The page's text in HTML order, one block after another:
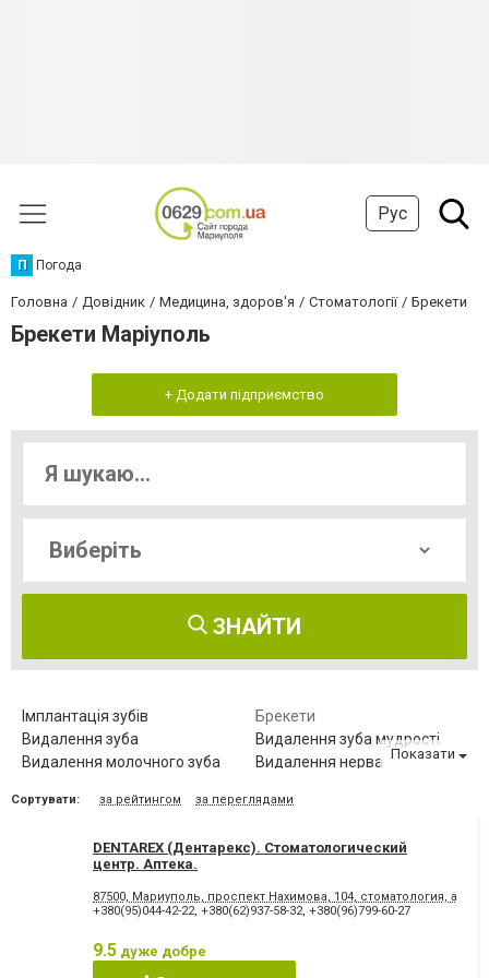
Рус
П Погода
Головна Довідник Медицина, здоров'я Стоматології Брекети
Брекети Маріуполь
+ Додати підприємство
ЗНАЙТИ
Імплантація зубів
Брекети
Видалення зуба
Видалення зуба мудрості
Видалення молочного зуба
Видалення нерва
Відбілювання зубів
Вініри
Діагностика зубів
Елайнери
Естетична реставрація
Зубні протези
Клиновидний дефект зубів
Комп'ютерна томографія
Коронка безметалова
Коронка металокерамічна
Коронка цільнокерамічна
Показати
Сортувати: за рейтингом за переглядами
DENTAREX (Дентарекс). Cтоматологический
центр. Аптeкa.
87500, Мариуполь, проспект Нахимова, 104, стоматология,
+380(95)044-42-22, +380(62)937-58-32, +380(96)799-60-27
9.5 дуже добре